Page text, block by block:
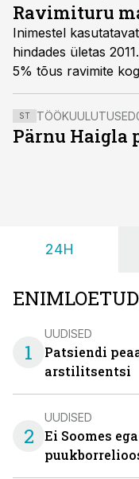
Ravimituru
Inimestel kasutatavate
hindades ületas
5% tõus ravimite kogukäibes võrreldes eelneva
aastaga. Varasemast
ravimite käive.
ST TÖÖKUULUTUSED
Pärnu Haigla
24H
ENIMLOETUD
1
UUDISED
Patsiendi
arstilitsentsi
2
UUDISED
Ei Soomes